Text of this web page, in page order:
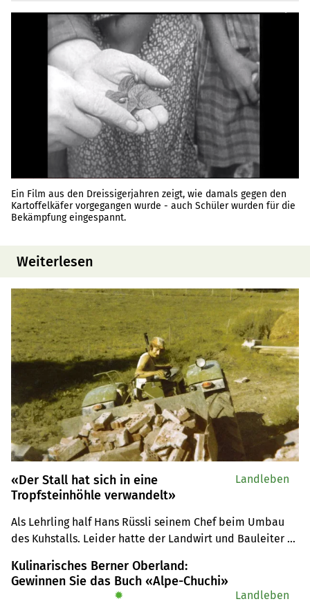
Ein Film aus den Dreissigerjahren zeigt, wie damals gegen den
Kartoffelkäfer vorgegangen wurde - auch Schüler wurden für die
Bekämpfung eingespannt.
Weiterlesen
«Der Stall hat sich in eine
Tropfsteinhöhle verwandelt»
Als Lehrling half Hans Rüssli seinem Chef beim Umbau
des Kuhstalls. Leider hatte der Landwirt und Bauleiter
paar Jahre später rächte.
Landleben
Kulinarisches Berner Oberland:
Gewinnen Sie das Buch «Alpe-Chuchi»
✹ Landleben